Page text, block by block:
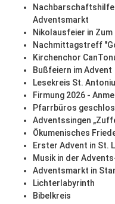
Adventsmarkt
Nikolausfeier in
Nachmittagstreff
Kirchenchor
Bußfeiern im Advent
Lesekreis St.
Firmung 2026 -
Pfarrbüros
Adventssingen
Ökumenisches
Erster Advent in St.
Musik in der
Adventsmarkt in
Lichterlabyrinth
Bibelkreis